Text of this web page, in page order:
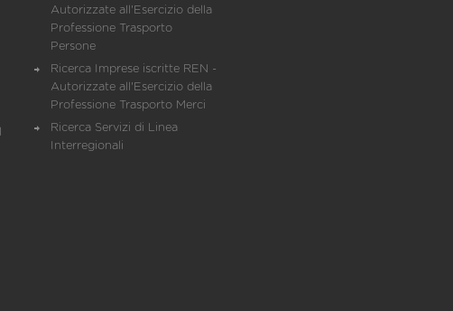
Autorizzate all'Esercizio della
Professione Trasporto
Persone
Ricerca Imprese iscritte REN -
Autorizzate all'Esercizio della
Professione Trasporto Merci
Ricerca Servizi di Linea
Interregionali